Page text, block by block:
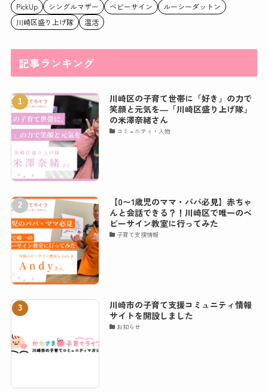
PickUp シングルマザー ベビーサイン
ルーシーダットン
川崎区盛り上げ隊
温活
記事ランキング
川崎区の子育て世帯に「好き」の力で
笑顔と元気を―「川崎区盛り上げ隊」
の米澤奈緒さん
コミュニティ・人物
【0〜1歳児のママ・パパ必見】赤ちゃ
んと会話できる？！川崎区で唯一のベ
ビーサイン教室に行ってみた
子育て支援情報
川崎市の子育て支援コミュニティ情報
サイトを開設しました
お知らせ